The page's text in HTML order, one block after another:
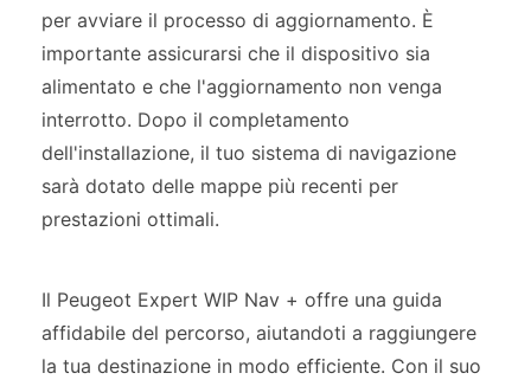
per avviare il processo di aggiornamento. È
importante assicurarsi che il dispositivo sia
alimentato e che l'aggiornamento non venga
interrotto. Dopo il completamento
dell'installazione, il tuo sistema di navigazione
sarà dotato delle mappe più recenti per
prestazioni ottimali.
Il Peugeot Expert WIP Nav + offre una guida
affidabile del percorso, aiutandoti a raggiungere
la tua destinazione in modo efficiente. Con il suo